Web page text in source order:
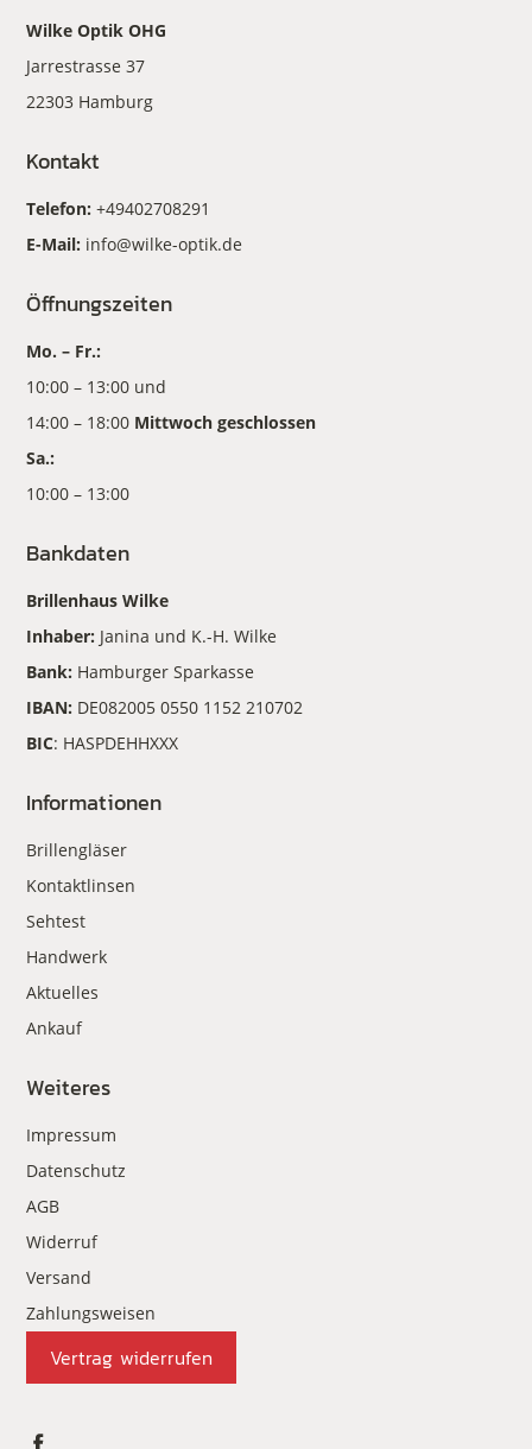
Wilke Optik OHG
Jarrestrasse 37
22303 Hamburg
Kontakt
Telefon:+49402708291
E-Mail: info@wilke-optik.de
Öffnungszeiten
Mo. – Fr.:
10:00 – 13:00 und
14:00 – 18:00 Mittwoch geschlossen
Sa.:
10:00 – 13:00
Bankdaten
Brillenhaus Wilke
Inhaber: Janina und K.-H. Wilke
Bank: Hamburger Sparkasse
IBAN: DE082005 0550 1152 210702
BIC: HASPDEHHXXX
Informationen
Brillengläser
Kontaktlinsen
Sehtest
Handwerk
Aktuelles
Ankauf
Weiteres
Impressum
Datenschutz
AGB
Widerruf
Versand
Zahlungsweisen
Vertrag widerrufen